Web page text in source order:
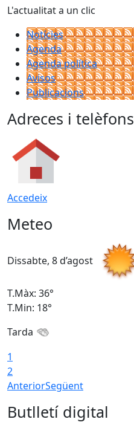
L'actualitat a un clic
Notícies
Agenda
Agenda política
Avisos
Publicacions
Adreces i telèfons
Accedeix
Meteo
Dissabte, 8 d’agost
T.Màx: 36°
T.Min: 18°
Tarda
1
2
AnteriorSegüent
Butlletí digital